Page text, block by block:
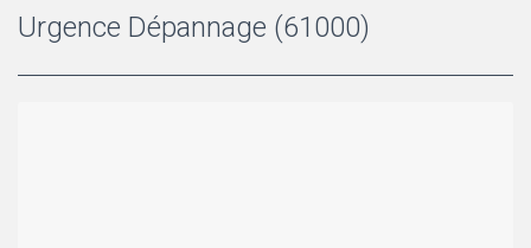
Urgence Dépannage (61000)